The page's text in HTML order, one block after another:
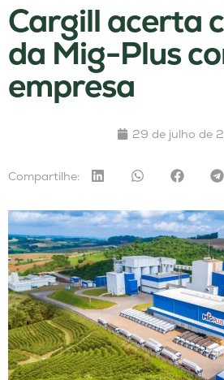
Cargill acerta
da Mig-Plus
empresa
29 de julho de
Compartilhe: